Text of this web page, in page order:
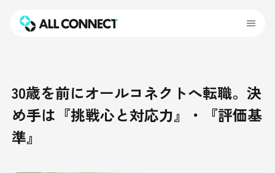
30歳を前にオールコネクトへ転職。決
め手は『挑戦心と対応力』・『評価基
準』